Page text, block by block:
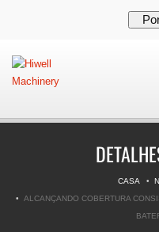
CASA
ALCANÇANDO COBERTURA